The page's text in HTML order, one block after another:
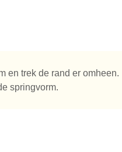
en trek de rand er omheen.
springvorm.